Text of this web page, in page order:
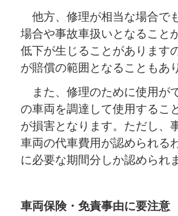
他方、修理が相当な場合で
場合や事故車扱いとなること
低下が生じることがあります
が賠償の範囲となることもあ
また、修理のために使用が
の車両を調達して使用するこ
が損害となります。ただし、
車両の代車費用が認められる
に必要な期間分しか認められ
車両保険・免責事由に要注意